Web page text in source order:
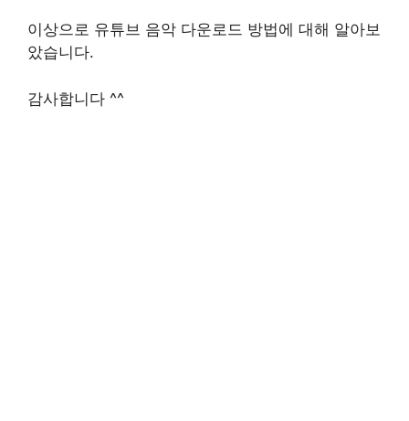
이상으로 유튜브 음악 다운로드 방법에 대해 알아보
았습니다.
감사합니다 ^^